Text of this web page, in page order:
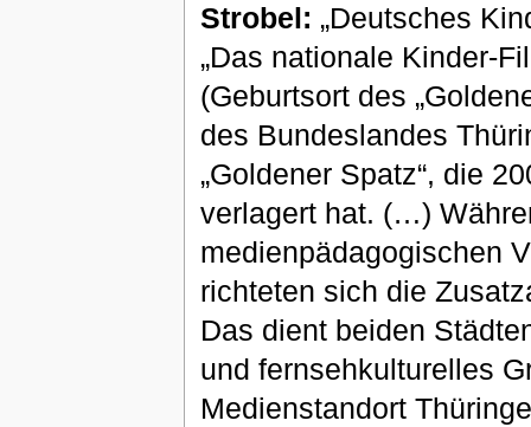
Strobel: „Deutsches
„Das nationale Kinder-
(Geburtsort des
des Bundeslandes
„Goldener Spatz“, die
verlagert hat. (…)
medienpädagogischen
richteten sich die
Das dient beiden
und fernsehkulturelles
Medienstandort